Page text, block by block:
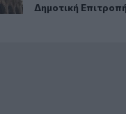
Δημοτική Επιτροπή